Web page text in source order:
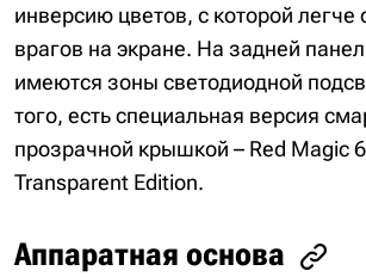
инверсию цветов, с которой легче
врагов на экране. На задней
имеются зоны светодиодной
того, есть специальная версия
прозрачной крышкой – Red Magic
Transparent Edition.
Аппаратная основа